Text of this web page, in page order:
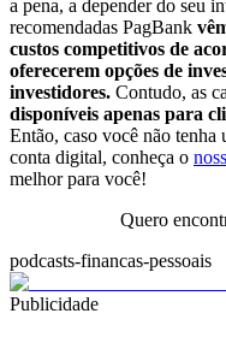
a pena, a depender do seu
recomendadas PagBank
custos competitivos de
oferecerem opções de
investidores. Contudo, as
disponíveis apenas para
Então, caso você não
conta digital, conheça o
melhor para você!
Quero
podcasts-financas-pessoais
Publicidade